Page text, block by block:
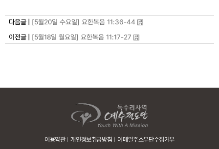
다음글 | [5월20일 수요일] 요한복음 11:36-44
이전글 | [5월18일 월요일] 요한복음 11:17-27
이용약관 개인정보취급방침 이메일주소무단수집거부